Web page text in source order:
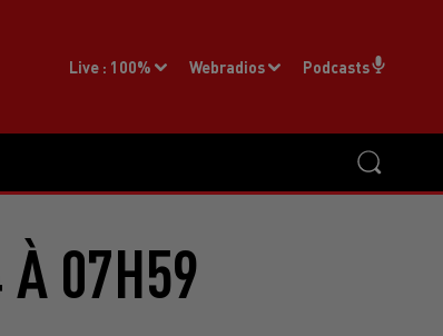
Live : 100% Webradios Podcasts
07H59